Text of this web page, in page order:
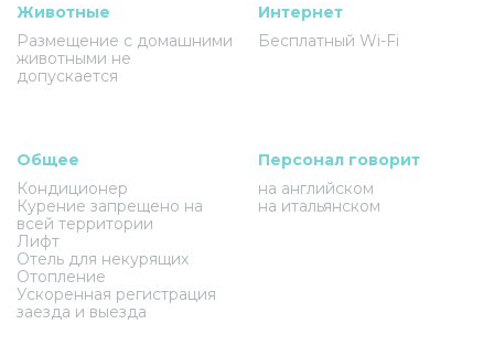
Животные
Размещение с домашними
животными не
допускается
Интернет
Бесплатный Wi-Fi
Общее
Кондиционер
Курение запрещено на
всей территории
Лифт
Отель для некурящих
Отопление
Ускоренная регистрация
заезда и выезда
Персонал говорит
на английском
на итальянском